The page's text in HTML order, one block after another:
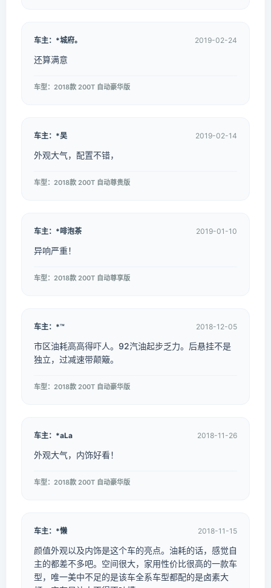
车主：*城府。 2019-02-24
还算满意
车型：2018款 200T 自动豪华版
车主：*吴 2019-02-14
外观大气，配置不错，
车型：2018款 200T 自动尊贵版
车主：*啡泡茶 2019-01-10
异响严重！
车型：2018款 200T 自动尊享版
车主：*™ 2018-12-05
市区油耗高高得吓人。92汽油起步乏力。后悬挂不是
独立，过减速带颠簸。
车型：2018款 200T 自动豪华版
车主：*aLa 2018-11-26
外观大气，内饰好看！
车型：2018款 200T 自动豪华版
车主：*懒 2018-11-15
颜值外观以及内饰是这个车的亮点。油耗的话，感觉自
主的都差不多吧。空间很大，家用性价比很高的一款车
型，唯一美中不足的是该车全系车型都配的是卤素大